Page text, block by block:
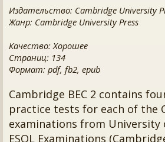
Издательство: Cambridge University
Жанр: Cambridge University Press
Качество: Хорошее
Страниц: 134
Формат: pdf, fb2, epub
Cambridge BEC 2 contains
practice tests for each of the
examinations from University
ESOL Examinations